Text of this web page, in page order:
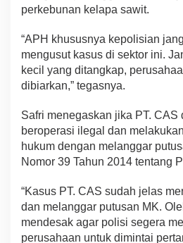
perkebunan kelapa sawit.
“APH khususnya kepolisian
mengusut kasus di sektor ini.
kecil yang ditangkap,
dibiarkan,” tegasnya.
Safri menegaskan jika PT. CAS
beroperasi ilegal dan
hukum dengan melanggar
Nomor 39 Tahun 2014 tentang
“Kasus PT. CAS sudah jelas
dan melanggar putusan MK.
mendesak agar polisi segera
perusahaan untuk dimintai